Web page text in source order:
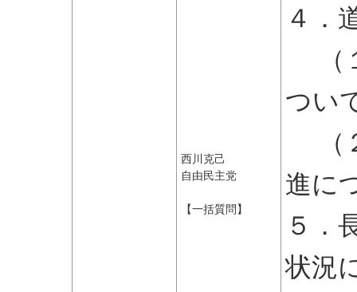
西川克己
自由民主党
【一括質問】
４．
（
つい
（
進に
５．
状況